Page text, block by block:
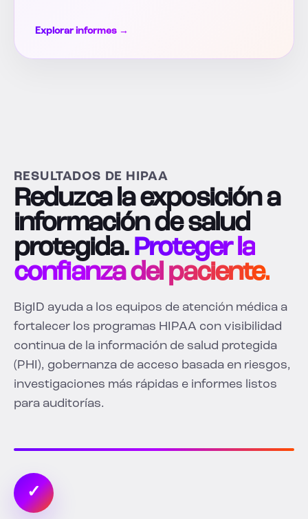
Explorar informes →
RESULTADOS DE HIPAA
Reduzca la exposición a
información de salud
protegida. Proteger la
confianza del paciente.
BigID ayuda a los equipos de atención médica a
fortalecer los programas HIPAA con visibilidad
continua de la información de salud protegida
(PHI), gobernanza de acceso basada en riesgos,
investigaciones más rápidas e informes listos
para auditorías.
✓